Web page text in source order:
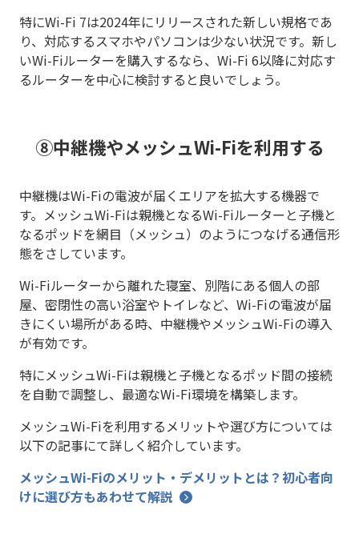
特にWi-Fi 7は2024年にリリースされた新しい規格であ
り、対応するスマホやパソコンは少ない状況です。新し
いWi-Fiルーターを購入するなら、Wi-Fi 6以降に対応す
るルーターを中心に検討すると良いでしょう。
⑧中継機やメッシュWi-Fiを利用する
中継機はWi-Fiの電波が届くエリアを拡大する機器で
す。メッシュWi-Fiは親機となるWi-Fiルーターと子機と
なるポッドを網目（メッシュ）のようにつなげる通信形
態をさしています。
Wi-Fiルーターから離れた寝室、別階にある個人の部
屋、密閉性の高い浴室やトイレなど、Wi-Fiの電波が届
きにくい場所がある時、中継機やメッシュWi-Fiの導入
が有効です。
特にメッシュWi-Fiは親機と子機となるポッド間の接続
を自動で調整し、最適なWi-Fi環境を構築します。
メッシュWi-Fiを利用するメリットや選び方については
以下の記事にて詳しく紹介しています。
メッシュWi-Fiのメリット・デメリットとは？初心者向
けに選び方もあわせて解説